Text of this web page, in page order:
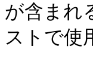
が含まれ
ストで使